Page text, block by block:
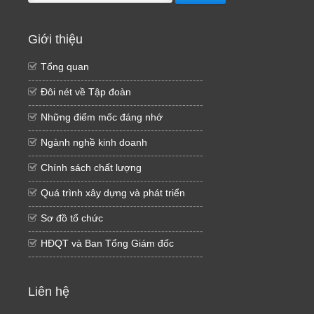
Giới thiệu
Tổng quan
--------------------------------------------------
Đôi nét về Tập đoàn
--------------------------------------------------
Những điểm mốc đáng nhớ
--------------------------------------------------
Ngành nghề kinh doanh
--------------------------------------------------
Chính sách chất lượng
--------------------------------------------------
Quá trình xây dựng và phát triển
--------------------------------------------------
Sơ đồ tổ chức
--------------------------------------------------
HĐQT và Ban Tổng Giám đốc
--------------------------------------------------
Liên hệ